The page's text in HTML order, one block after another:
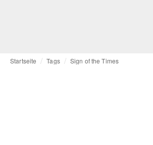
Startseite Tags Sign of the Times